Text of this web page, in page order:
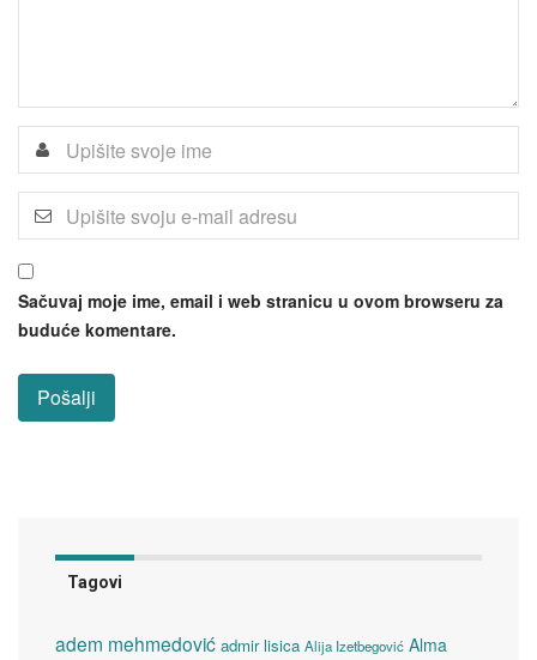
Sačuvaj moje ime, email i web stranicu u ovom browseru za
buduće komentare.
Tagovi
adem mehmedović admir lisica Alija Izetbegović Alma